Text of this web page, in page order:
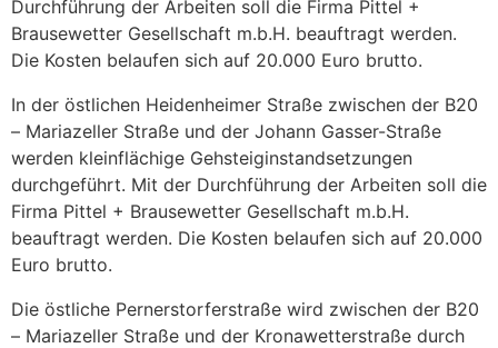
Durchführung der Arbeiten soll die Firma Pittel +
Brausewetter Gesellschaft m.b.H. beauftragt werden.
Die Kosten belaufen sich auf 20.000 Euro brutto.
In der östlichen Heidenheimer Straße zwischen der B20
– Mariazeller Straße und der Johann Gasser-Straße
werden kleinflächige Gehsteiginstandsetzungen
durchgeführt. Mit der Durchführung der Arbeiten soll die
Firma Pittel + Brausewetter Gesellschaft m.b.H.
beauftragt werden. Die Kosten belaufen sich auf 20.000
Euro brutto.
Die östliche Pernerstorferstraße wird zwischen der B20
– Mariazeller Straße und der Kronawetterstraße durch